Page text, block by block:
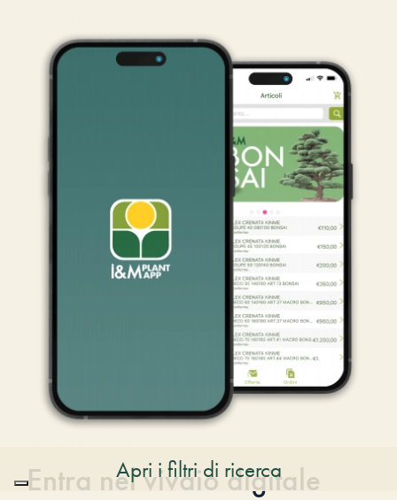
Apri i filtri di ricerca
Entra nel vivaio digitale